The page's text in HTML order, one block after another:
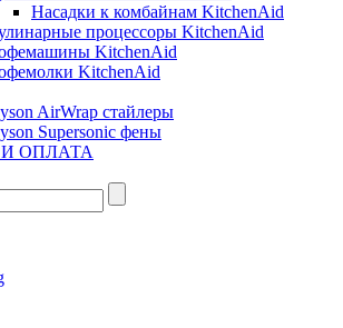
Насадки к комбайнам KitchenAid
процессоры KitchenAid
KitchenAid
KitchenAid
AirWrap стайлеры
Supersonic фены
ОПЛАТА